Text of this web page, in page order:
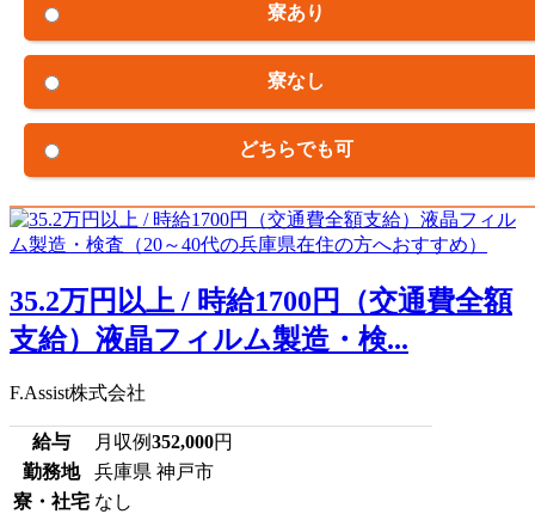
寮あり
寮なし
どちらでも可
35.2万円以上 / 時給1700円（交通費全額
支給）液晶フィルム製造・検...
F.Assist株式会社
給与 月収例352,000円
勤務地
兵庫県 神戸市
寮・社宅 なし